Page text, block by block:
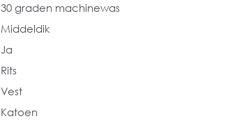
30 graden machinewas
Middeldik
Ja
Rits
Vest
Katoen